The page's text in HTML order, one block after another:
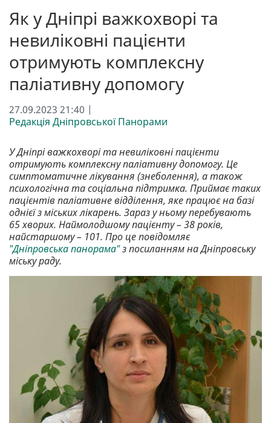
Як у Дніпрі важкохворі та
невиліковні пацієнти
отримують комплексну
паліативну допомогу
27.09.2023 21:40 |
Редакція Дніпровської Панорами
У Дніпрі важкохворі та невиліковні пацієнти
отримують комплексну паліативну допомогу. Це
симптоматичне лікування (знеболення), а також
психологічна та соціальна підтримка. Приймає таких
пацієнтів паліативне відділення, яке працює на базі
однієї з міських лікарень. Зараз у ньому перебувають
65 хворих. Наймолодшому пацієнту – 38 років,
найстаршому – 101. Про це повідомляє
"Дніпровська панорама"з посиланням на Дніпровську
міську раду.